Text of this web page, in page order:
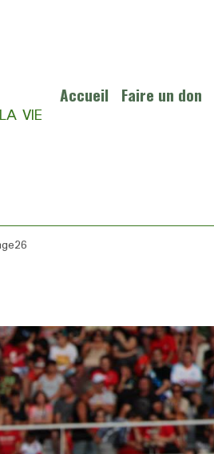
VIE
Accueil Faire un don